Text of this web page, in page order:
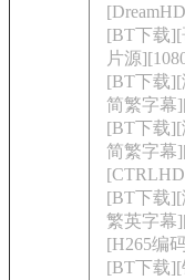
[BT下载][
片源
[BT下载
简繁字幕
[BT下载
简繁字幕
[BT下载
繁英字幕
[H265编
[BT下载